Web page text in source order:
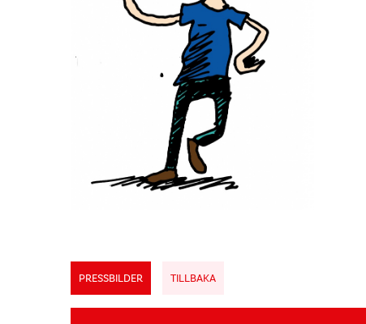
PRESSBILDER TILLBAKA